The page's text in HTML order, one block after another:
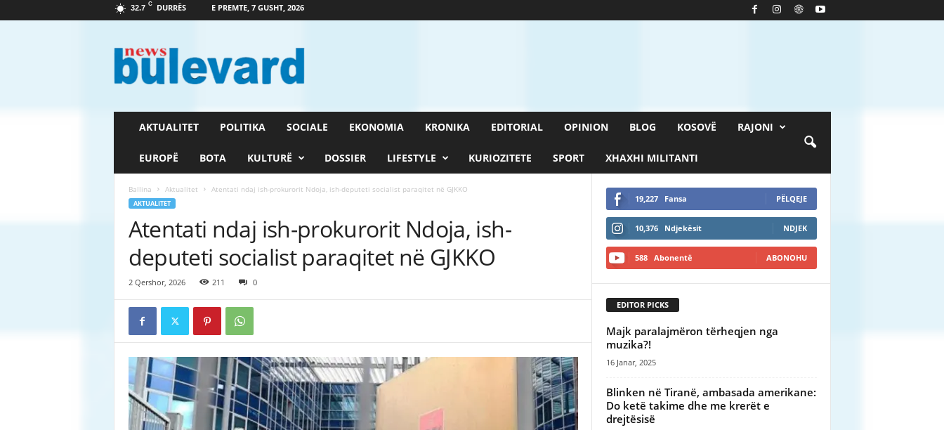
32.7 C DURRËS E PREMTE, 7 GUSHT, 2026
a
AKTUALITET POLITIKA SOCIALE EKONOMIA KRONIKA EDITORIAL OPINION BLOG KOSOVË RAJONI
EUROPË BOTA KULTURË DOSSIER LIFESTYLE KURIOZITETE SPORT XHAXHI MILITANTI
Ballina Aktualitet Atentati ndaj ish-prokurorit Ndoja, ish-deputeti socialist paraqitet në GJKKO
AKTUALITET
Atentati ndaj ish-prokurorit Ndoja, ish-
deputeti socialist paraqitet në GJKKO
2 Qershor, 2026 211 0
19,227 Fansa PËLQEJE
10,376 Ndjekësit NDJEK
588 Abonentë ABONOHU
EDITOR PICKS
Majk paralajmëron tërheqjen nga
muzika?!
16 Janar, 2025
Blinken në Tiranë, ambasada amerikane:
Do ketë takime dhe me krerët e
drejtësisë